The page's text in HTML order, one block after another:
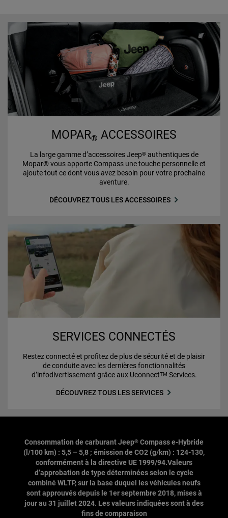
MOPAR® ACCESSOIRES
La large gamme d’accessoires Jeep®authentiques de
Mopar® vous apporte Compass une touche personnelle et
ajoute tout ce dont vous avez besoin pour votre prochaine
aventure.
DÉCOUVREZ TOUS LES ACCESSOIRES
SERVICES CONNECTÉS
Restez connecté et profitez de plus de sécurité et de plaisir
de conduite avec les dernières fonctionnalités
d’infodivertissement grâce aux UconnectTM Services.
DÉCOUVREZ TOUS LES SERVICES
Consommation de carburant Jeep® Compass e-Hybride
(l/100 km) : 5,5 – 5,8 ; émission de CO2 (g/km) : 124-130,
conformément à la directive UE 1999/94.Valeurs
d’approbation de type déterminées selon le cycle
combiné WLTP, sur la base duquel les véhicules neufs
sont approuvés depuis le 1er septembre 2018, mises à
jour au 31 juillet 2024. Les valeurs indiquées sont à des
fins de comparaison